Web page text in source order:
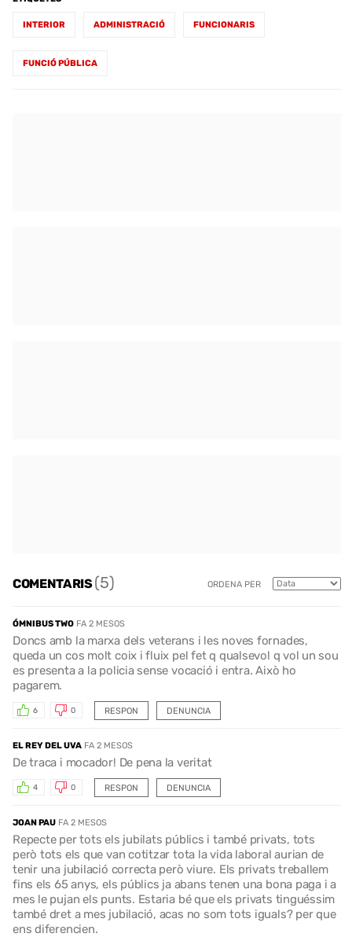
INTERIOR ADMINISTRACIÓ FUNCIONARIS
FUNCIÓ PÚBLICA
COMENTARIS(5) ORDENA PER
ÓMNIBUS TWO FA 2 MESOS
Doncs amb la marxa dels veterans i les noves fornades,
queda un cos molt coix i fluix pel fet q qualsevol q vol un sou
es presenta a la policia sense vocació i entra. Això ho
pagarem.
RESPON
6 0 DENUNCIA
EL REY DEL UVA FA 2 MESOS
De traca i mocador! De pena la veritat
RESPON
4 0 DENUNCIA
JOAN PAU FA 2 MESOS
Repecte per tots els jubilats públics i també privats, tots
però tots els que van cotitzar tota la vida laboral aurian de
tenir una jubilació correcta però viure. Els privats treballem
fins els 65 anys, els públics ja abans tenen una bona paga i a
mes le pujan els punts. Estaria bé que els privats tinguéssim
també dret a mes jubilació, acas no som tots iguals? per que
ens diferencien.